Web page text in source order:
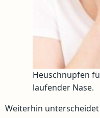
Heuschnupfen
laufender Nase.
Weiterhin